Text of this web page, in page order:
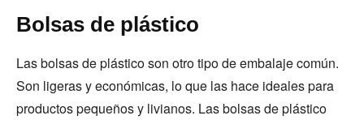
Bolsas de plástico
Las bolsas de plástico son otro tipo de embalaje común.
Son ligeras y económicas, lo que las hace ideales para
productos pequeños y livianos. Las bolsas de plástico